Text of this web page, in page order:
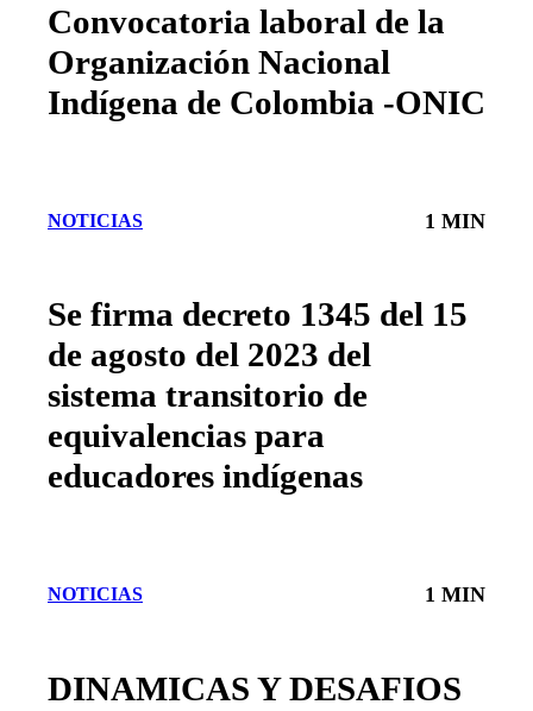
Convocatoria laboral de la
Organización Nacional
Indígena de Colombia -ONIC
NOTICIAS 1 MIN
Se firma decreto 1345 del 15
de agosto del 2023 del
sistema transitorio de
equivalencias para
educadores indígenas
NOTICIAS 1 MIN
DINAMICAS Y DESAFIOS